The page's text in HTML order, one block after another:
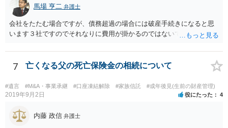
馬場 亨二 弁護士
会社をたたむ場合ですが、債務超過の場合には破産手続きになると思
います３社ですのでそれなりに費用が掛かるのではないでしょうか。
7 亡くなる父の死亡保険金の相続について
#遺言 #M&A・事業承継 #口座凍結解除 #家族信託 #成年後見(生前の財産管理)
2019年9月2日 役にたった 4
内藤 政信 弁護士